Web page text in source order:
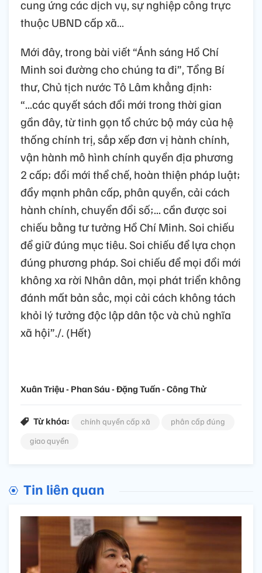
cung ứng các dịch vụ, sự nghiệp công trực
thuộc UBND cấp xã…
Mới đây, trong bài viết “Ánh sáng Hồ Chí
Minh soi đường cho chúng ta đi”, Tổng Bí
thư, Chủ tịch nước Tô Lâm khẳng định:
“...các quyết sách đổi mới trong thời gian
gần đây, từ tinh gọn tổ chức bộ máy của hệ
thống chính trị, sắp xếp đơn vị hành chính,
vận hành mô hình chính quyền địa phương
2 cấp; đổi mới thể chế, hoàn thiện pháp luật;
đẩy mạnh phân cấp, phân quyền, cải cách
hành chính, chuyển đổi số;... cần được soi
chiếu bằng tư tưởng Hồ Chí Minh. Soi chiếu
để giữ đúng mục tiêu. Soi chiếu để lựa chọn
đúng phương pháp. Soi chiếu để mọi đổi mới
không xa rời Nhân dân, mọi phát triển không
đánh mất bản sắc, mọi cải cách không tách
khỏi lý tưởng độc lập dân tộc và chủ nghĩa
xã hội”./. (Hết)
Xuân Triệu - Phan Sáu - Đặng Tuấn - Công Thử
Từ khóa: chính quyền cấp xã
phân cấp đúng
giao quyền
Tin liên quan